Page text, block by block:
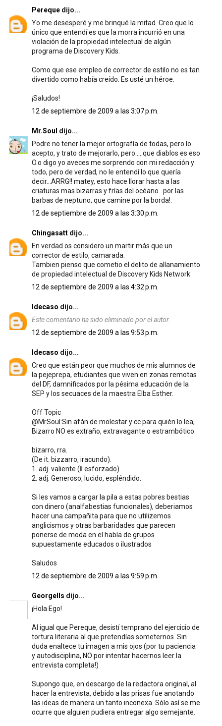
Perequedijo...
Yo me desesperé y me brinqué la mitad. Creo que lo
único que entendí es que la morra incurrió en una
violación de la propiedad intelectual de algún
programa de Discovery Kids.
Como que ese empleo de corrector de estilo no es tan
divertido como había creído. Es usté un héroe.
¡Saludos!
12 de septiembre de 2009 a las 3:07 p.m.
Mr.Soul dijo...
Podre no tener la mejor ortografía de todas, pero lo
acepto, y trato de mejorarlo, pero.....que diablos es eso
O.o digo yo aveces me sorprendo con mi redacción y
todo, pero de verdad, no le entendí lo que quería
decir...ARRG!! matey, esto hace llorar hasta a las
criaturas mas bizarras y frías del océano...por las
barbas de neptuno, que camine por la borda!.
12 de septiembre de 2009 a las 3:30 p.m.
Chingasattdijo...
En verdad os considero un martir más que un
corrector de estilo, camarada.
Tambien pienso que cometio el delito de allanamiento
de propiedad intelectual de Discovery Kids Network
12 de septiembre de 2009 a las 4:32 p.m.
ldecaso dijo...
Este comentario ha sido eliminado por el autor.
12 de septiembre de 2009 a las 9:53 p.m.
ldecaso dijo...
Creo que están peor que muchos de mis alumnos de
la pejeprepa, etudiantes que viven en zonas remotas
del DF, damnificados por la pésima educación de la
SEP y los secuaces de la maestra Elba Esther.
Off Topic
@MrSoul:Sin afán de molestar y cc para quién lo lea,
Bizarro NO es extraño, extravagante o estrambótico.
bizarro, rra.
(De it. bizzarro, iracundo).
1. adj. valiente (‖ esforzado).
2. adj. Generoso, lucido, espléndido.
Si les vamos a cargar la pila a estas pobres bestias
con dinero (analfabestias funcionales), deberiamos
hacer una campañita para que no utilizemos
anglicismos y otras barbaridades que parecen
ponerse de moda en el habla de grupos
supuestamente educados o ilustrados
Saludos
12 de septiembre de 2009 a las 9:59 p.m.
Georgells dijo...
¡Hola Ego!
Al igual que Pereque, desistí temprano del ejercicio de
tortura literaria al que pretendías someternos. Sin
duda enaltece tu imagen a mis ojos (por tu paciencia
y autodisciplina, NO por intentar hacernos leer la
entrevista completa!)
Supongo que, en descargo de la redactora original, al
hacer la entrevista, debido a las prisas fue anotando
las ideas de manera un tanto inconexa. Sólo así se me
ocurre que alguien pudiera entregar algo semejante.